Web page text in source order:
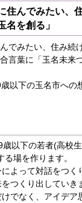
住んでみたい、
名を創る」
でみたい、住み続
言葉に「玉名未来
以下の玉名市への
歳以下の若者(高校
場を作ります。
よって対話をつく
つくり出していき
でなく、アイデア